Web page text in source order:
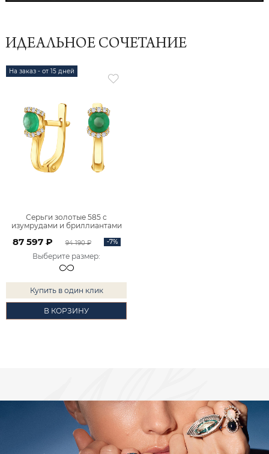
ИДЕАЛЬНОЕ СОЧЕТАНИЕ
На заказ - от 15 дней
Серьги золотые 585 с
изумрудами и бриллиантами
87 597 ₽ 94 190 ₽ -7%
Выберите размер:
Купить в один клик
В КОРЗИНУ